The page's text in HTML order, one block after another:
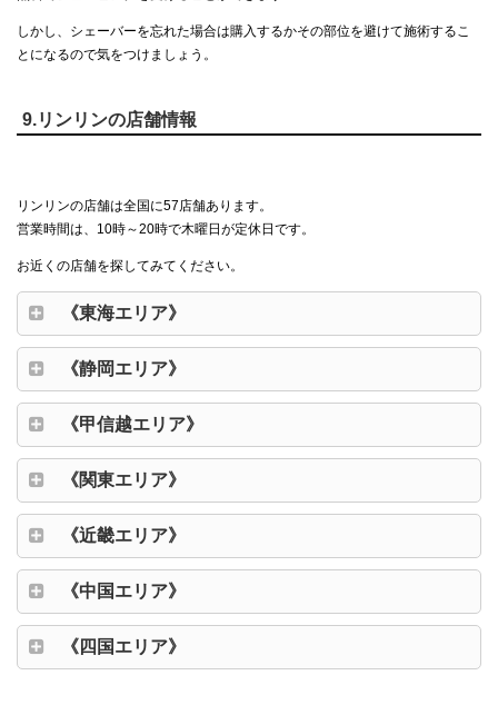
しかし、シェーバーを忘れた場合は購入するかその部位を避けて施術するこ
とになるので気をつけましょう。
9.リンリンの店舗情報
リンリンの店舗は全国に57店舗あります。
営業時間は、10時～20時で木曜日が定休日です。
お近くの店舗を探してみてください。
《東海エリア》
《静岡エリア》
《甲信越エリア》
《関東エリア》
《近畿エリア》
《中国エリア》
《四国エリア》